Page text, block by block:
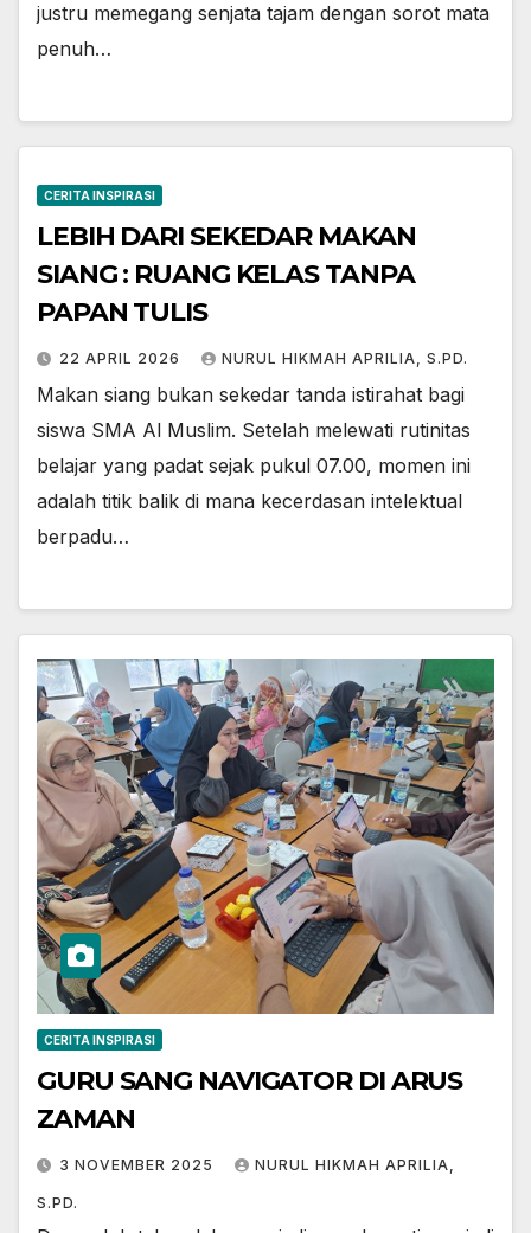
justru memegang senjata tajam dengan sorot mata
penuh…
CERITA INSPIRASI
LEBIH DARI SEKEDAR MAKAN
SIANG : RUANG KELAS TANPA
PAPAN TULIS
22 APRIL 2026 NURUL HIKMAH APRILIA, S.PD.
Makan siang bukan sekedar tanda istirahat bagi
siswa SMA Al Muslim. Setelah melewati rutinitas
belajar yang padat sejak pukul 07.00, momen ini
adalah titik balik di mana kecerdasan intelektual
berpadu…
CERITA INSPIRASI
GURU SANG NAVIGATOR DI ARUS
ZAMAN
3 NOVEMBER 2025 NURUL HIKMAH APRILIA,
S.PD.